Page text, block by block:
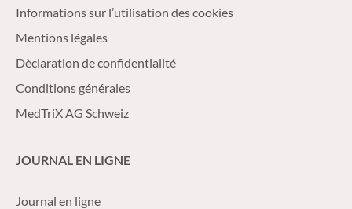
Informations sur l’utilisation des cookies
Mentions légales
Dèclaration de confidentialité
Conditions générales
MedTriX AG Schweiz
JOURNAL EN LIGNE
Journal en ligne